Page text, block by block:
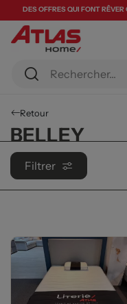
DES OFFRES QUI FONT
Retour
BELLEY
Filtrer